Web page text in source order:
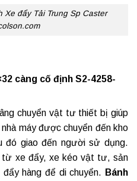
đẩy Tải Trung Sp Caster
càng cố định S2-4258-
chuyển vật tư thiết bị giúp
máy được chuyển đến kho
đó giao đến người sử dụng.
từ xe đẩy, xe kéo vật tư, sản
đẩy hàng để di chuyển. Bánh